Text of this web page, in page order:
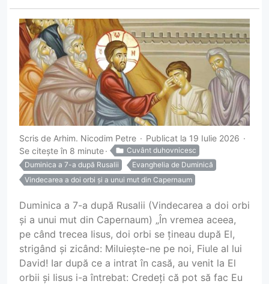
Scris de Arhim. Nicodim Petre
Publicat la 19 Iulie 2026
Se citește în 8 minute
Cuvânt duhovnicesc
Duminica a 7-a după Rusalii
Evanghelia de Duminică
Vindecarea a doi orbi și a unui mut din Capernaum
Duminica a 7-a după Rusalii (Vindecarea a doi orbi
și a unui mut din Capernaum) „În vremea aceea,
pe când trecea Iisus, doi orbi se țineau după El,
strigând și zicând: Miluiește-ne pe noi, Fiule al lui
David! Iar după ce a intrat în casă, au venit la El
orbii și Iisus i-a întrebat: Credeți că pot să fac Eu